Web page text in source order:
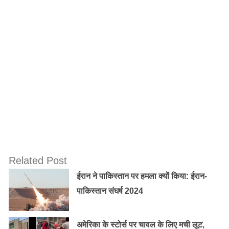
मिहिरभोज की जयंती
Related Post
ईरान ने पाकिस्तान पर हमला क्यों किया: ईरान-
पाकिस्तान संघर्ष 2024
अमेरिका के स्टोर्स पर चावल के लिए मची लूट,